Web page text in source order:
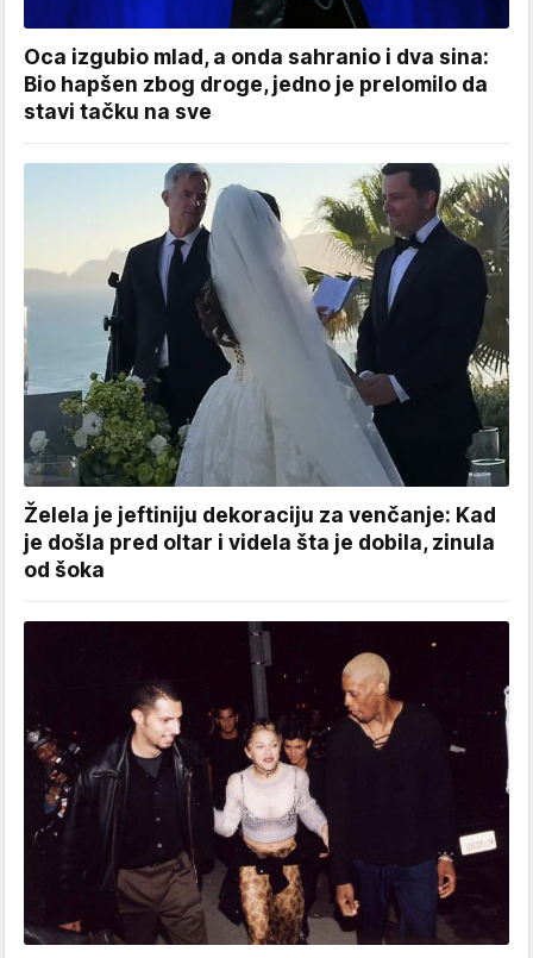
Oca izgubio mlad, a onda sahranio i dva sina:
Bio hapšen zbog droge, jedno je prelomilo da
stavi tačku na sve
Želela je jeftiniju dekoraciju za venčanje: Kad
je došla pred oltar i videla šta je dobila, zinula
od šoka